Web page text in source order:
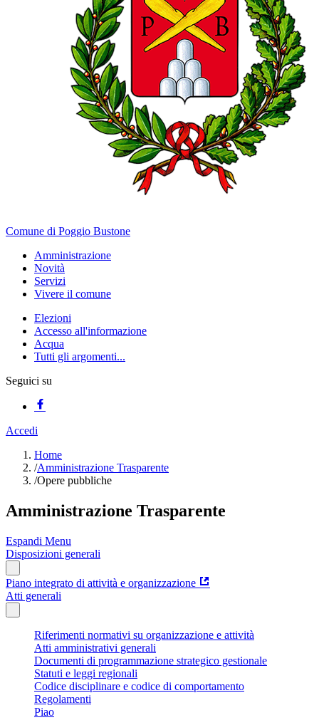
Comune di Poggio Bustone
Amministrazione
Novità
Servizi
Vivere il comune
Elezioni
Accesso all'informazione
Acqua
Tutti gli argomenti...
Seguici su
Accedi
Home
/Amministrazione Trasparente
/Opere pubbliche
Amministrazione Trasparente
Espandi Menu
Disposizioni generali
Piano integrato di attività e organizzazione
Atti generali
Riferimenti normativi su organizzazione e attività
Atti amministrativi generali
Documenti di programmazione strategico gestionale
Statuti e leggi regionali
Codice disciplinare e codice di comportamento
Regolamenti
Piao